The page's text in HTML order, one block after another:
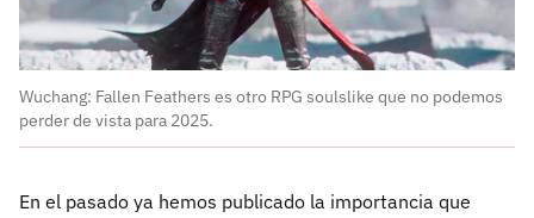
Wuchang: Fallen Feathers es otro RPG soulslike que no podemos
perder de vista para 2025.
En el pasado ya hemos publicado la importancia que